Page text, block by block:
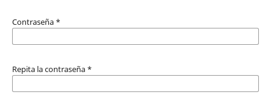
Contraseña *
Repita la contraseña *